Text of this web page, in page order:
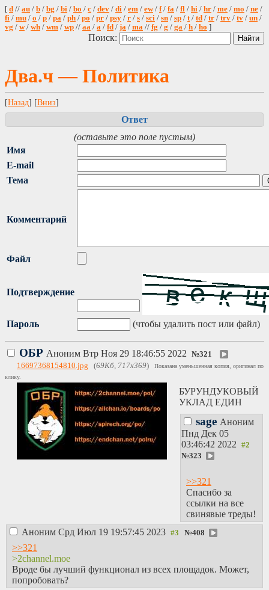
[ d // au / b / bg / bi / bo / c / dev / di / em / ew/ f/ fa / fl / hi / hr / me / mo / ne /
fi / mu / o / p / pa / ph / po / pr / psy / r / s / sci / sn / sp / t/ td / tr / trv / tv / un /
vg / w/ wh / wm / wp // aa / a / fd / ja / ma // fg / g / ga / h / ho ]
Поиск:
Два.ч — Политика
[Назад] [Вниз]
Ответ
(оставьте это поле пустым)
Имя
E-mail
Тема
Комментарий
Файл
Подтверждение
Пароль (чтобы удалить пост или файл)
ОБР Аноним Втр Ноя 29 18:46:55 2022 №321
16697368154810.jpg (69Кб, 717x369)
Показана уменьшенная копия, оригинал по
клику.
БУРУНДУКОВЫЙ
УКЛАД ЕДИН
sage Аноним
Пнд Дек 05
03:46:42 2022
№323
>>321
Спасибо за
ссылки на все
свинявые треды!
Аноним Срд Июл 19 19:57:45 2023 №408
>>321
>2channel.moe
Вроде бы лучший функционал из всех площадок. Может,
попробовать?